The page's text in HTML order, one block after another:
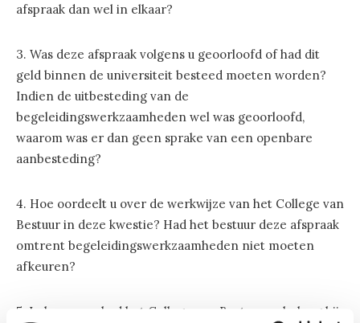
afspraak dan wel in elkaar?
3. Was deze afspraak volgens u geoorloofd of had dit
geld binnen de universiteit besteed moeten worden?
Indien de uitbesteding van de
begeleidingswerkzaamheden wel was geoorloofd,
waarom was er dan geen sprake van een openbare
aanbesteding?
4. Hoe oordeelt u over de werkwijze van het College van
Bestuur in deze kwestie? Had het bestuur deze afspraak
omtrent begeleidingswerkzaamheden niet moeten
afkeuren?
5. In hoeverre had het College van Bestuur er belang bij